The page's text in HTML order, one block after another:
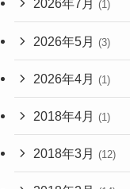
2026年7月 (1)
2026年5月 (3)
2026年4月 (1)
2018年4月 (1)
2018年3月 (12)